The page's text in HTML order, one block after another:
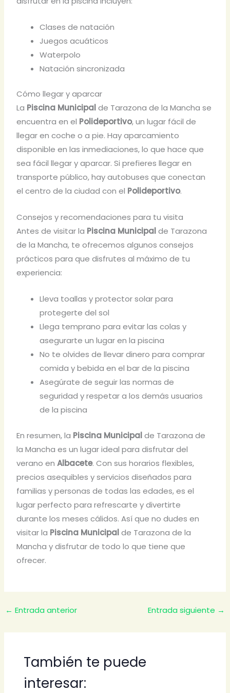
Clases de natación
Juegos acuáticos
Waterpolo
Natación sincronizada
Cómo llegar y aparcar
La Piscina Municipalde Tarazona de la Mancha se
encuentra en el Polideportivo, un lugar fácil de
llegar en coche o a pie. Hay aparcamiento
disponible en las inmediaciones, lo que hace que
sea fácil llegar y aparcar. Si prefieres llegar en
transporte público, hay autobuses que conectan
el centro de la ciudad con el Polideportivo.
Consejos y recomendaciones para tu visita
Antes de visitar la Piscina Municipalde Tarazona
de la Mancha, te ofrecemos algunos consejos
prácticos para que disfrutes al máximo de tu
experiencia:
Lleva toallas y protector solar para
protegerte del sol
Llega temprano para evitar las colas y
asegurarte un lugar en la piscina
No te olvides de llevar dinero para comprar
comida y bebida en el bar de la piscina
Asegúrate de seguir las normas de
seguridad y respetar a los demás usuarios
de la piscina
En resumen, la Piscina Municipalde Tarazona de
la Mancha es un lugar ideal para disfrutar del
verano enAlbacete. Con sus horarios flexibles,
precios asequibles y servicios diseñados para
familias y personas de todas las edades, es el
lugar perfecto para refrescarte y divertirte
durante los meses cálidos. Así que no dudes en
visitar la Piscina Municipalde Tarazona de la
Mancha y disfrutar de todo lo que tiene que
ofrecer.
← Entrada anterior Entrada siguiente →
También te puede
interesar: